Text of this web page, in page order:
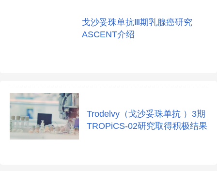
戈沙妥珠单抗Ⅲ期乳腺癌研究
ASCENT介绍
Trodelvy（戈沙妥珠单抗 ）3期
TROPiCS-02研究取得积极结果